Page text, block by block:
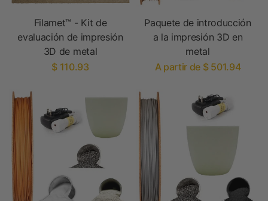
Filamet™ - Kit de
evaluación de impresión
3D de metal
$ 110.93
Paquete de introducción
a la impresión 3D en
metal
A partir de $ 501.94